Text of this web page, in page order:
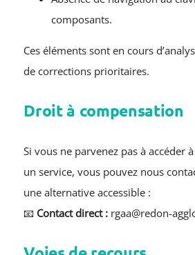
composants.
Ces éléments sont en cours
de corrections prioritaires.
Droit à compensation
Si vous ne parvenez pas à accéder
un service, vous pouvez nous
une alternative accessible :
📧 Contact direct : rgaa@redon-